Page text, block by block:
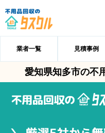
業者一覧 見積事例
愛知県知多市の不